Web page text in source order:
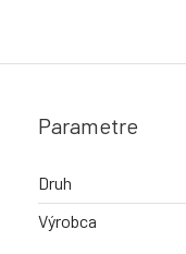
Parametre
Druh
Výrobca